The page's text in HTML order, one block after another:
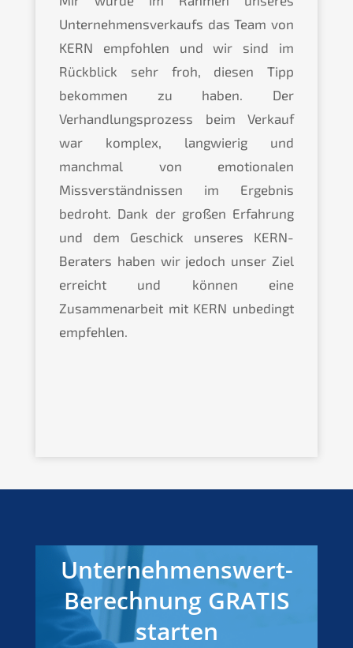
Unternehmensverkaufs das Team von
KERN empfohlen und wir sind im
Rückblick sehr froh, diesen Tipp
bekommen zu haben. Der
Verhandlungsprozess beim Verkauf
war komplex, langwierig und
manchmal von emotionalen
Missverständnissen im Ergebnis
bedroht. Dank der großen Erfahrung
und dem Geschick unseres KERN-
Beraters haben wir jedoch unser Ziel
erreicht und können eine
Zusammenarbeit mit KERN unbedingt
empfehlen.
Unternehmenswert-
Berechnung GRATIS
starten